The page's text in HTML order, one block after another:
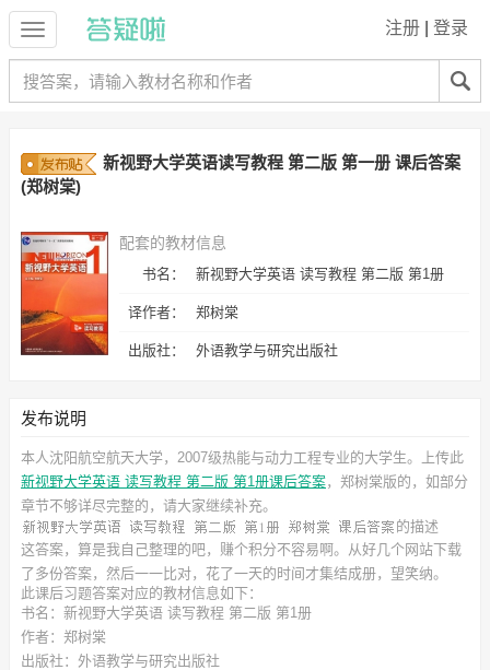
注册 登录
新视野大学英语读写教程 第二版 第一册 课后答案
(郑树棠)
配套的教材信息
书名： 新视野大学英语 读写教程 第二版 第1册
译作者： 郑树棠
出版社： 外语教学与研究出版社
发布说明
本人沈阳航空航天大学，2007级热能与动力工程专业的大学生。上传此
新视野大学英语 读写教程 第二版 第1册课后答案，郑树棠版的，如部分
章节不够详尽完整的，请大家继续补充。
的描述
这答案，算是我自己整理的吧，赚个积分不容易啊。从好几个网站下载
了多份答案，然后一一比对，花了一天的时间才集结成册，望笑纳。
此课后习题答案对应的教材信息如下：
书名：新视野大学英语 读写教程 第二版 第1册
作者：郑树棠
出版社：外语教学与研究出版社